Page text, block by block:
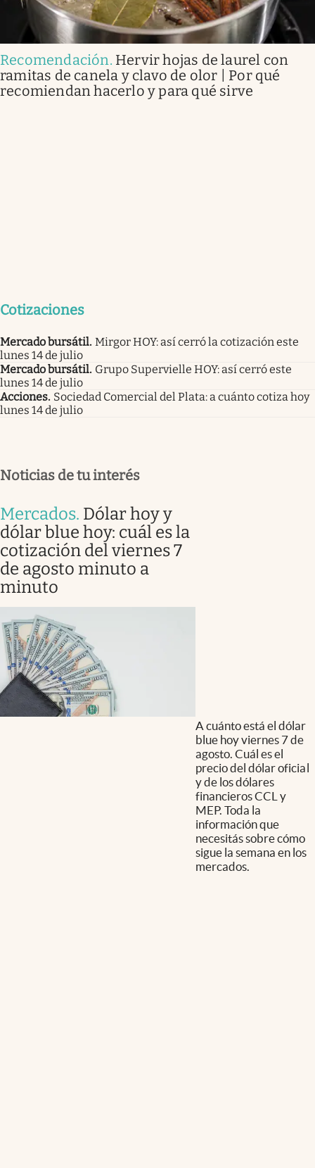
Recomendación. Hervir hojas de laurel con
ramitas de canela y clavo de olor | Por qué
recomiendan hacerlo y para qué sirve
Cotizaciones
Mercado bursátil. Mirgor HOY: así cerró la cotización este
lunes 14 de julio
Mercado bursátil. Grupo Supervielle HOY: así cerró este
lunes 14 de julio
Acciones. Sociedad Comercial del Plata: a cuánto cotiza hoy
lunes 14 de julio
Noticias de tu interés
Mercados. Dólar hoy y
dólar blue hoy: cuál es la
cotización del viernes 7
de agosto minuto a
minuto
A cuánto está el dólar
blue hoy viernes 7 de
agosto. Cuál es el
precio del dólar oficial
y de los dólares
financieros CCL y
MEP. Toda la
información que
necesitás sobre cómo
sigue la semana en los
mercados.